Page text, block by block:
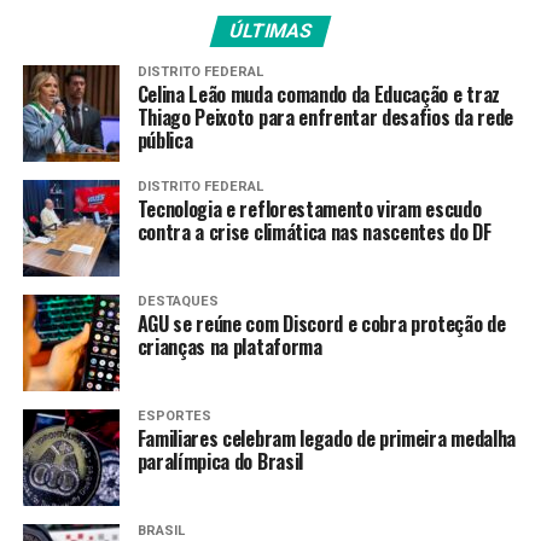
próxima terça-feira (23) no estádio do Maracanã, para
continuar vivo na competição. Para avançar ao final do
tempo regulamentar, o time do técnico Renato Gaúcho
terá que triunfar por dois ou mais gols de diferença. Em
caso de vitória pela diferença mínima, a vaga será
definida na disputa das penalidades máximas.
Nesta terça, o Fluminense fez uma partida de controle
na maior parte do tempo. Criou boas oportunidades,
mas, já aos 44 minutos da etapa final, o Lanús conseguiu
puxar um rápido contra-ataque que encontrou a defesa
tricolor desarrumada. Com isso, Marcelino Moreno
conseguiu receber a bola com liberdade na área para
finalizar e superar o goleiro Fábio.
Fonte:Agência Brasil
TAGS
ÚLTIMAS
DISTRITO FEDERAL
Celina Leão muda comando da Educação e traz
Thiago Peixoto para enfrentar desafios da rede
pública
DISTRITO FEDERAL
Tecnologia e reflorestamento viram escudo
contra a crise climática nas nascentes do DF
DESTAQUES
AGU se reúne com Discord e cobra proteção de
crianças na plataforma
ESPORTES
Familiares celebram legado de primeira medalha
paralímpica do Brasil
BRASIL